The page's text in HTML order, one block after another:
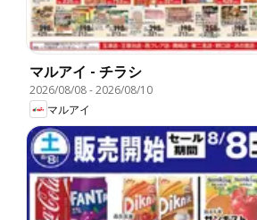
マルアイ - チラシ
2026/08/08-2026/08/10
マルアイ